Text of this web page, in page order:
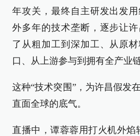
年攻关，最终自主研发出发
外多年的技术垄断，逐步让
了从粗加工到深加工、从原
口、从上游参与到拥有全产业
这种“技术突围”，为许昌假发
直面全球的底气。
直播中，谭蓉蓉用打火机外焰